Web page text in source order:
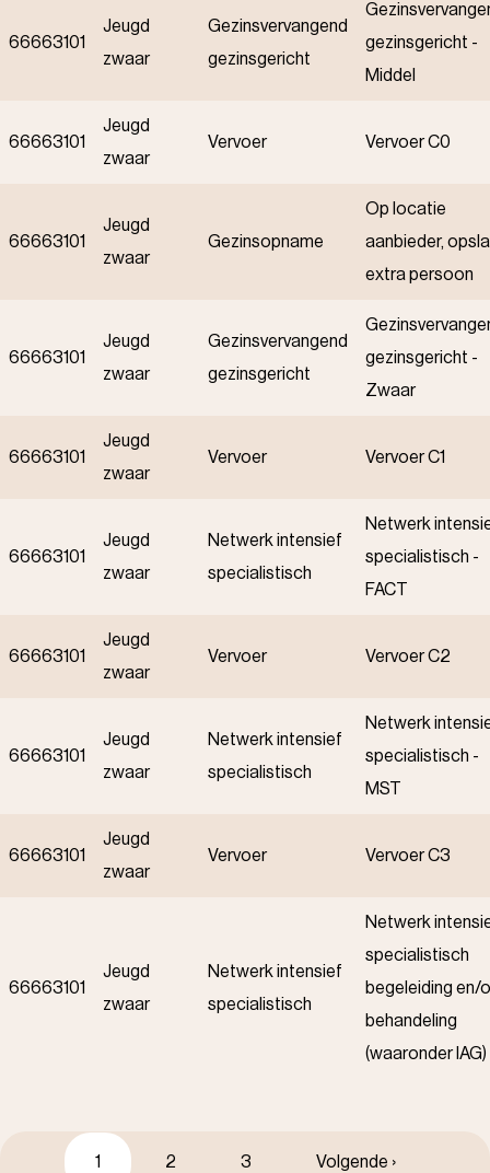
66663101
Jeugd
zwaar
Gezinsvervangend
gezinsgericht
gezinsgericht -
Middel
66663101
Jeugd
zwaar
Vervoer Vervoer C0
66663101
Jeugd
zwaar
Gezinsopname
Op locatie
aanbieder,
extra persoon
66663101
Jeugd
zwaar
Gezinsvervangend
gezinsgericht
gezinsgericht -
Zwaar
66663101
Jeugd
zwaar
Vervoer Vervoer C1
66663101
Jeugd
zwaar
Netwerk intensief
specialistisch
Netwerk
specialistisch -
FACT
66663101
Jeugd
zwaar
Vervoer Vervoer C2
66663101
Jeugd
zwaar
Netwerk intensief
specialistisch
Netwerk
specialistisch -
MST
66663101
Jeugd
zwaar
Vervoer Vervoer C3
66663101
Jeugd
zwaar
Netwerk intensief
specialistisch
Netwerk
specialistisch
begeleiding en/
behandeling
(waaronder IAG)
Paginering
Huidige
1 Pagina
2 Pagina
3
Volgende
Volgende ›